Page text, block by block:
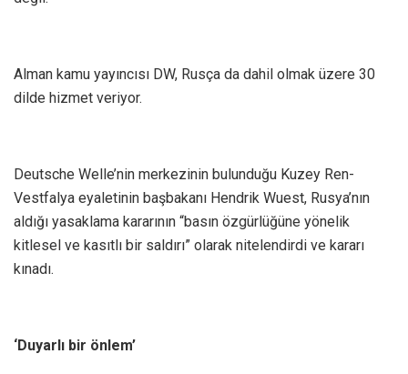
Alman kamu yayıncısı DW, Rusça da dahil olmak üzere 30
dilde hizmet veriyor.
Deutsche Welle’nin merkezinin bulunduğu Kuzey Ren-
Vestfalya eyaletinin başbakanı Hendrik Wuest, Rusya’nın
aldığı yasaklama kararının “basın özgürlüğüne yönelik
kitlesel ve kasıtlı bir saldırı” olarak nitelendirdi ve kararı
kınadı.
‘Duyarlı bir önlem’